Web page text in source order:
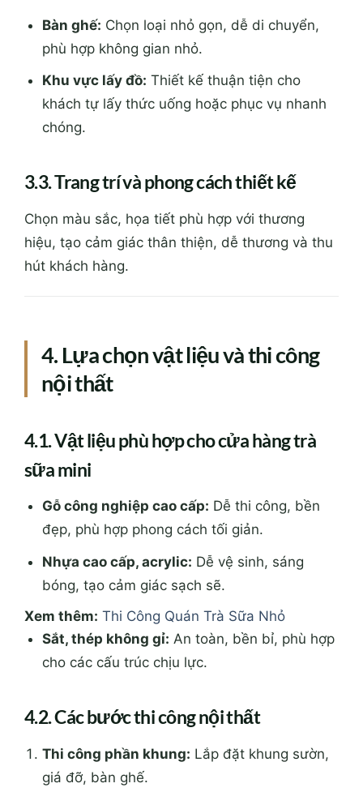
Bàn ghế: Chọn loại nhỏ gọn, dễ di chuyển,
phù hợp không gian nhỏ.
Khu vực lấy đồ: Thiết kế thuận tiện cho
khách tự lấy thức uống hoặc phục vụ nhanh
chóng.
3.3. Trang trí và phong cách thiết kế
Chọn màu sắc, họa tiết phù hợp với thương
hiệu, tạo cảm giác thân thiện, dễ thương và thu
hút khách hàng.
4. Lựa chọn vật liệu và thi công
nội thất
4.1. Vật liệu phù hợp cho cửa hàng trà
sữa mini
Gỗ công nghiệp cao cấp: Dễ thi công, bền
đẹp, phù hợp phong cách tối giản.
Nhựa cao cấp, acrylic: Dễ vệ sinh, sáng
bóng, tạo cảm giác sạch sẽ.
Xem thêm: Thi Công Quán Trà Sữa Nhỏ
Sắt, thép không gỉ: An toàn, bền bỉ, phù hợp
cho các cấu trúc chịu lực.
4.2. Các bước thi công nội thất
Thi công phần khung: Lắp đặt khung sườn,
giá đỡ, bàn ghế.